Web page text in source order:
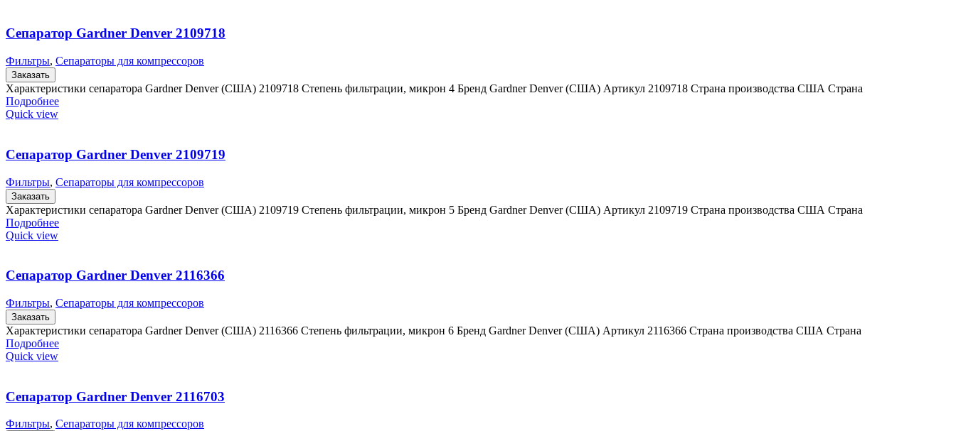
Сепаратор Gardner Denver 2109718
Фильтры, Сепараторы для компрессоров
Заказать
Характеристики сепаратора Gardner Denver (США) 2109718 Степень фильтрации, микрон 4 Бренд Gardner Denver (США) Артикул 2109718 Страна производства США Страна
Подробнее
Quick view
Сепаратор Gardner Denver 2109719
Фильтры, Сепараторы для компрессоров
Заказать
Характеристики сепаратора Gardner Denver (США) 2109719 Степень фильтрации, микрон 5 Бренд Gardner Denver (США) Артикул 2109719 Страна производства США Страна
Подробнее
Quick view
Сепаратор Gardner Denver 2116366
Фильтры, Сепараторы для компрессоров
Заказать
Характеристики сепаратора Gardner Denver (США) 2116366 Степень фильтрации, микрон 6 Бренд Gardner Denver (США) Артикул 2116366 Страна производства США Страна
Подробнее
Quick view
Сепаратор Gardner Denver 2116703
Фильтры, Сепараторы для компрессоров